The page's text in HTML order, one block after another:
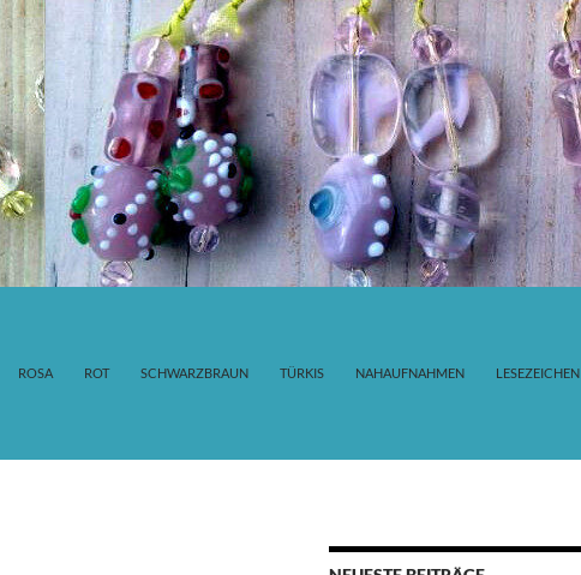
ROSA ROT SCHWARZBRAUN TÜRKIS NAHAUFNAHMEN LESEZEICHEN